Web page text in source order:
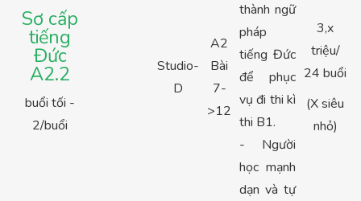
Sơ cấp
tiếng
Đức
A2.2
buổi tối -
2/buổi
Studio-
D
A2
Bài
7-
>12
thành ngữ
pháp
tiếng Đức
để phục
vụ đi thi kì
thi B1.
- Người
học mạnh
dạn và tự
3,x
triệu/
24 buổi
(X siêu
nhỏ)